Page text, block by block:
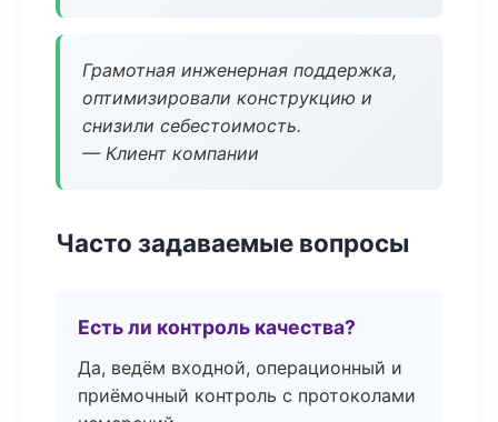
Грамотная инженерная поддержка,
оптимизировали конструкцию и
снизили себестоимость.
— Клиент компании
Часто задаваемые вопросы
Есть ли контроль качества?
Да, ведём входной, операционный и
приёмочный контроль с протоколами